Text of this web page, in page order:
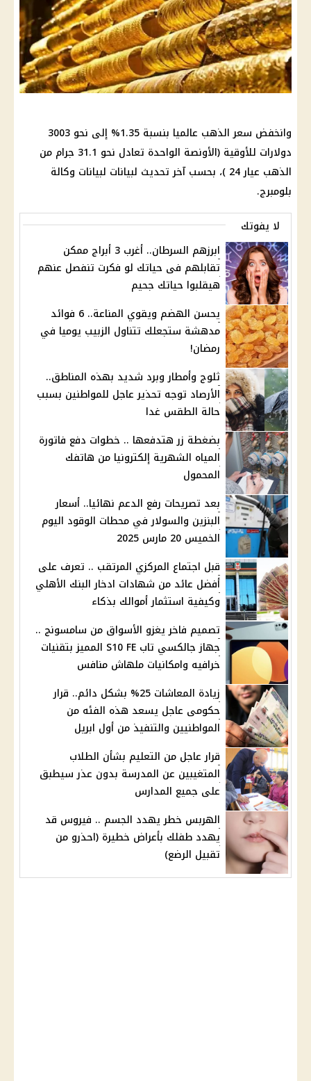
وانخفض سعر الذهب عالميا بنسبة 1.35% إلى نحو 3003
دولارات للأوقية (الأونصة الواحدة تعادل نحو 31.1 جرام من
الذهب عيار 24 )، بحسب آخر تحديث لبيانات لبيانات وكالة
بلومبرج.
لا يفوتك
ابرزهم السرطان.. أغرب 3 أبراج ممكن
تقابلهم فى حياتك لو فكرت تنفصل عنهم
هيقلبوا حياتك جحيم
يحسن الهضم ويقوي المناعة.. 6 فوائد
مدهشة ستجعلك تتناول الزبيب يوميا في
رمضان!
ثلوج وأمطار وبرد شديد بهذه المناطق..
الأرصاد توجه تحذير عاجل للمواطنين بسبب
حالة الطقس غدا
بضغطة زر هتدفعها .. خطوات دفع فاتورة
المياه الشهرية إلكترونيا من هاتفك
المحمول
بعد تصريحات رفع الدعم نهائيا.. أسعار
البنزين والسولار في محطات الوقود اليوم
الخميس 20 مارس 2025
قبل اجتماع المركزي المرتقب .. تعرف على
أفضل عائد من شهادات ادخار البنك الأهلي
وكيفية استثمار أموالك بذكاء
تصميم فاخر يغزو الأسواق من سامسونج ..
جهاز جالكسي تاب S10 FE المميز بتقنيات
خرافيه وامكانيات ملهاش منافس
زيادة المعاشات 25% بشكل دائم.. قرار
حكومى عاجل يسعد هذه الفئه من
المواطنيين والتنفيذ من أول ابريل
قرار عاجل من التعليم بشأن الطلاب
المتغيبين عن المدرسة بدون عذر سيطبق
على جميع المدارس
الهربس خطر يهدد الجسم .. فيروس قد
يهدد طفلك بأعراض خطيرة (احذرو من
تقبيل الرضع)